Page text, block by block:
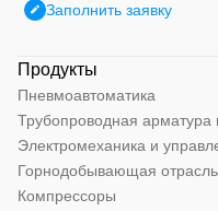
Заполнить заявку
Продукты
Пневмоавтоматика
Трубопроводная арматура
Электромеханика и
Горнодобывающая отрасль
Компрессоры